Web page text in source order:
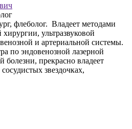
флеболог. Владеет методами
ультразвуковой
и артериальной системы.
по эндовенозной лазерной
болезни, прекрасно владеет
звездочках,